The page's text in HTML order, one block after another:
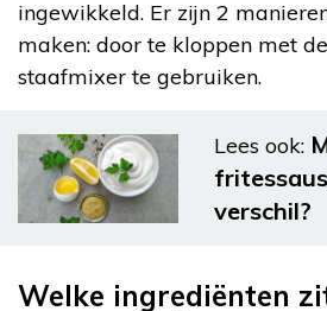
ingewikkeld. Er zijn 2
maken: door te kloppen met
staafmixer te gebruiken.
Lees ook:
verschil?
Welke ingrediënten